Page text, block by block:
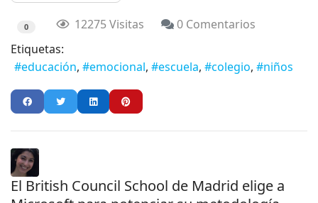
0 12275 Visitas
0 Comentarios
Etiquetas:
educación
emocional escuela colegio niños
El British Council School de Madrid elige a